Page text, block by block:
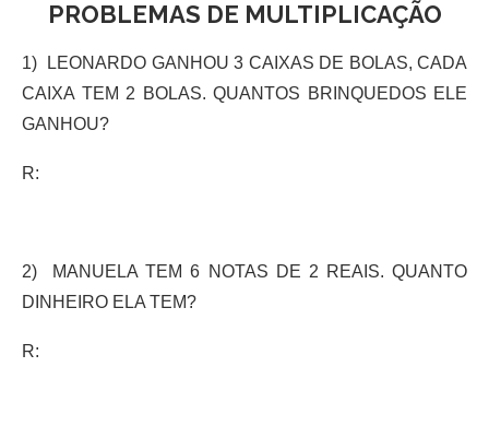
PROBLEMAS DE MULTIPLICAÇÃO
1) LEONARDO GANHOU 3 CAIXAS DE BOLAS, CADA
CAIXA TEM 2 BOLAS. QUANTOS BRINQUEDOS ELE
GANHOU?
R:
2) MANUELA TEM 6 NOTAS DE 2 REAIS. QUANTO
DINHEIRO ELA TEM?
R: